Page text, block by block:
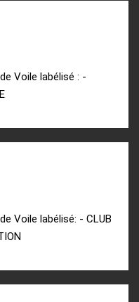
Voile labélisé : -
Voile labélisé: - CLUB